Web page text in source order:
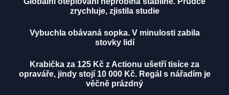
zrychluje, zjistila studie
Vybuchla obávaná sopka. V minulosti zabila
stovky lidí
Krabička za 125 Kč z Actionu ušetří tisíce za
opraváře, jindy stojí 10 000 Kč. Regál s nářadím je
věčně prázdný